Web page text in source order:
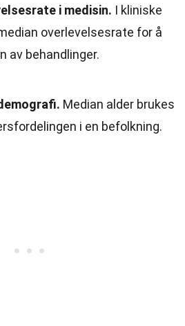
i medisin. I kliniske
overlevelsesrate for å
av behandlinger.
Median alder brukes
i en befolkning.